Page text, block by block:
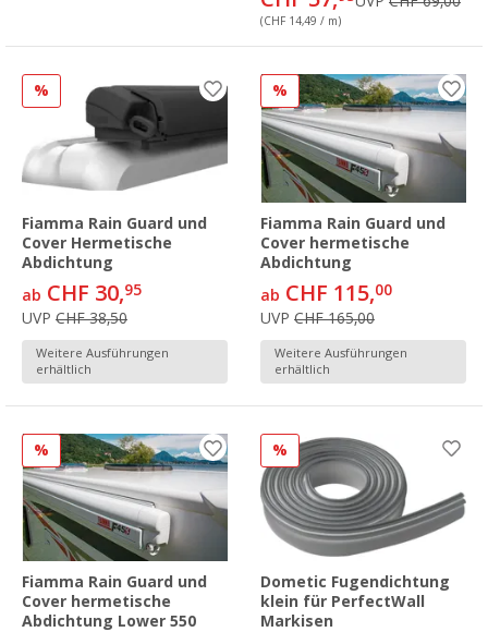
(CHF 14,49 / m)
%
Fiamma Rain Guard und
Cover Hermetische
Abdichtung
ab CHF 30,95
UVP CHF 38,50
Weitere Ausführungen
erhältlich
%
Fiamma Rain Guard und
Cover hermetische
Abdichtung
ab CHF 115,00
UVP CHF 165,00
Weitere Ausführungen
erhältlich
%
Fiamma Rain Guard und
Cover hermetische
Abdichtung Lower 550
%
Dometic Fugendichtung
klein für PerfectWall
Markisen